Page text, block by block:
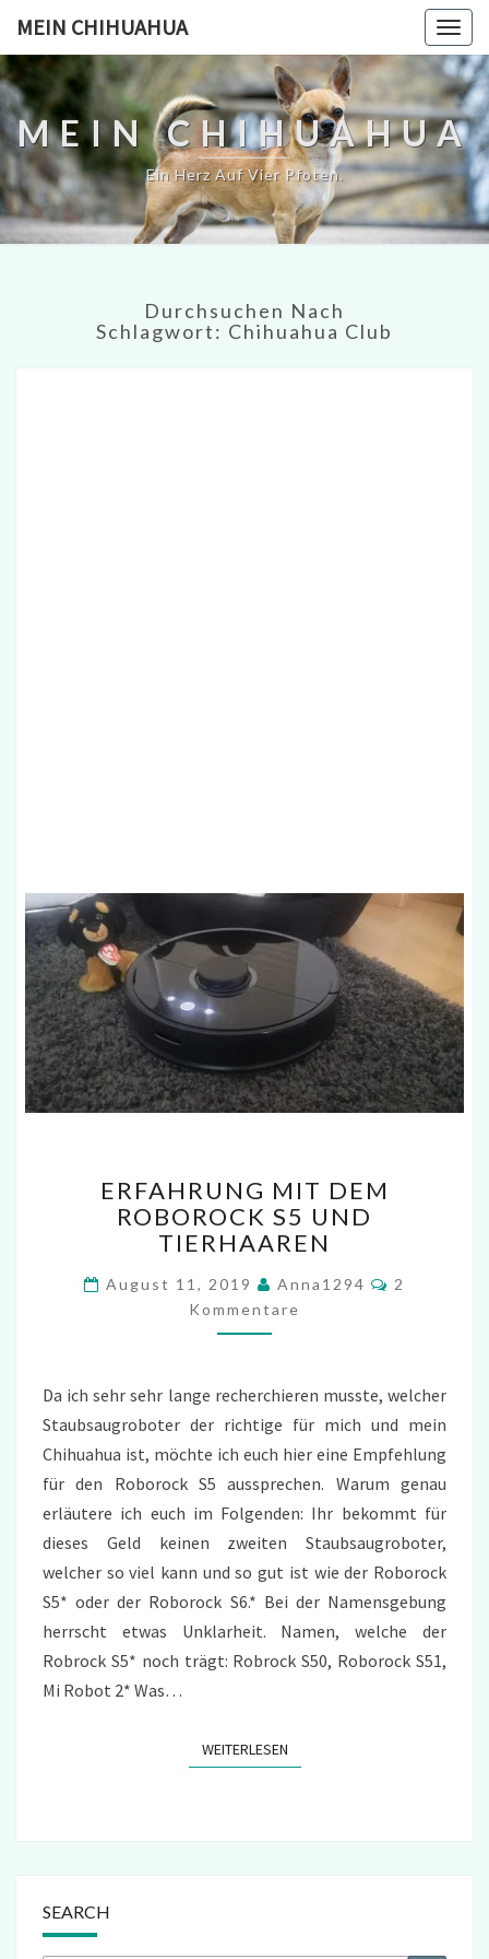
MEIN CHIHUAHUA
MEIN CHIHUAHUA
Ein Herz Auf Vier Pfoten.
Durchsuchen Nach
Schlagwort: Chihuahua Club
MIT
DEM
ROBOROCK
UND
TIERHAAREN
ERFAHRUNG MIT DEM
ROBOROCK S5 UND
TIERHAAREN
August 11, 2019 Anna1294
2
Kommentare
Da ich sehr sehr lange recherchieren musste, welcher
Staubsaugroboter der richtige für mich und mein
Chihuahua ist, möchte ich euch hier eine Empfehlung
für den Roborock S5 aussprechen. Warum genau
erläutere ich euch im Folgenden: Ihr bekommt für
dieses Geld keinen zweiten Staubsaugroboter,
welcher so viel kann und so gut ist wie der Roborock
S5* oder der Roborock S6.* Bei der Namensgebung
herrscht etwas Unklarheit. Namen, welche der
Robrock S5* noch trägt: Robrock S50, Roborock S51,
Mi Robot 2* Was…
WEITERLESENWEITERLESEN
SEARCH